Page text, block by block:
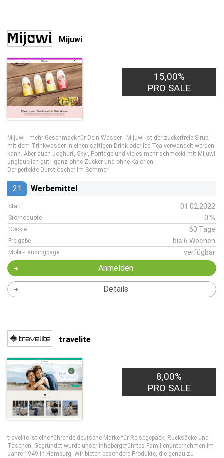
Mijuwi
15,00%
PRO SALE
Mijuwi - mehr Geschmack für Dein Wasser - Mijuwi ist der zuckerfreie Sirup,
mit dem Trinkwasser in einen saftigen Drink oder Ice Tea verwandelt werden
kann. Aber auch Joghurt, Skyr, Porridge und vieles mehr schmeckt mit Mijuwi
unglaublich gut - ganz ohne Zucker und ohne Kalorien.
Der perfekte Durstlöscher im Sommer!
21 Werbemittel
Start 01.02.2022
Stornoquote 0 %
Cookie 60 Tage
Freigabe bis 6 Wochen
Mobil-Landingpage verfügbar
Anmelden
Details
travelite
8,00%
PRO SALE
travelite ist eine führende deutsche Marke für Reisegepäck, Rucksäcke und
Taschen. Gegründet wurde unser inhabergeführtes Familienunternehmen im
Jahre 1949 in Hamburg. Wir bieten besondere Produkte, die genau zu